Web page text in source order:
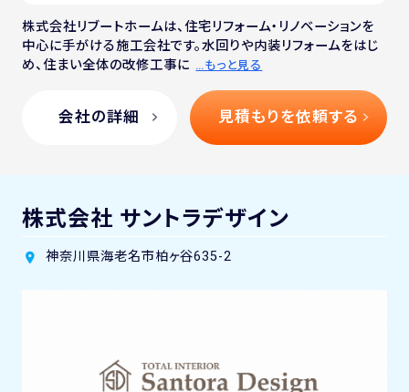
株式会社リブートホームは、住宅リフォーム・リノベーションを
中心に手がける施工会社です。水回りや内装リフォームをはじ
め、住まい全体の改修工事に …もっと見る
会社の詳細 見積もりを依頼する
株式会社 サントラデザイン
神奈川県海老名市柏ヶ谷635-2